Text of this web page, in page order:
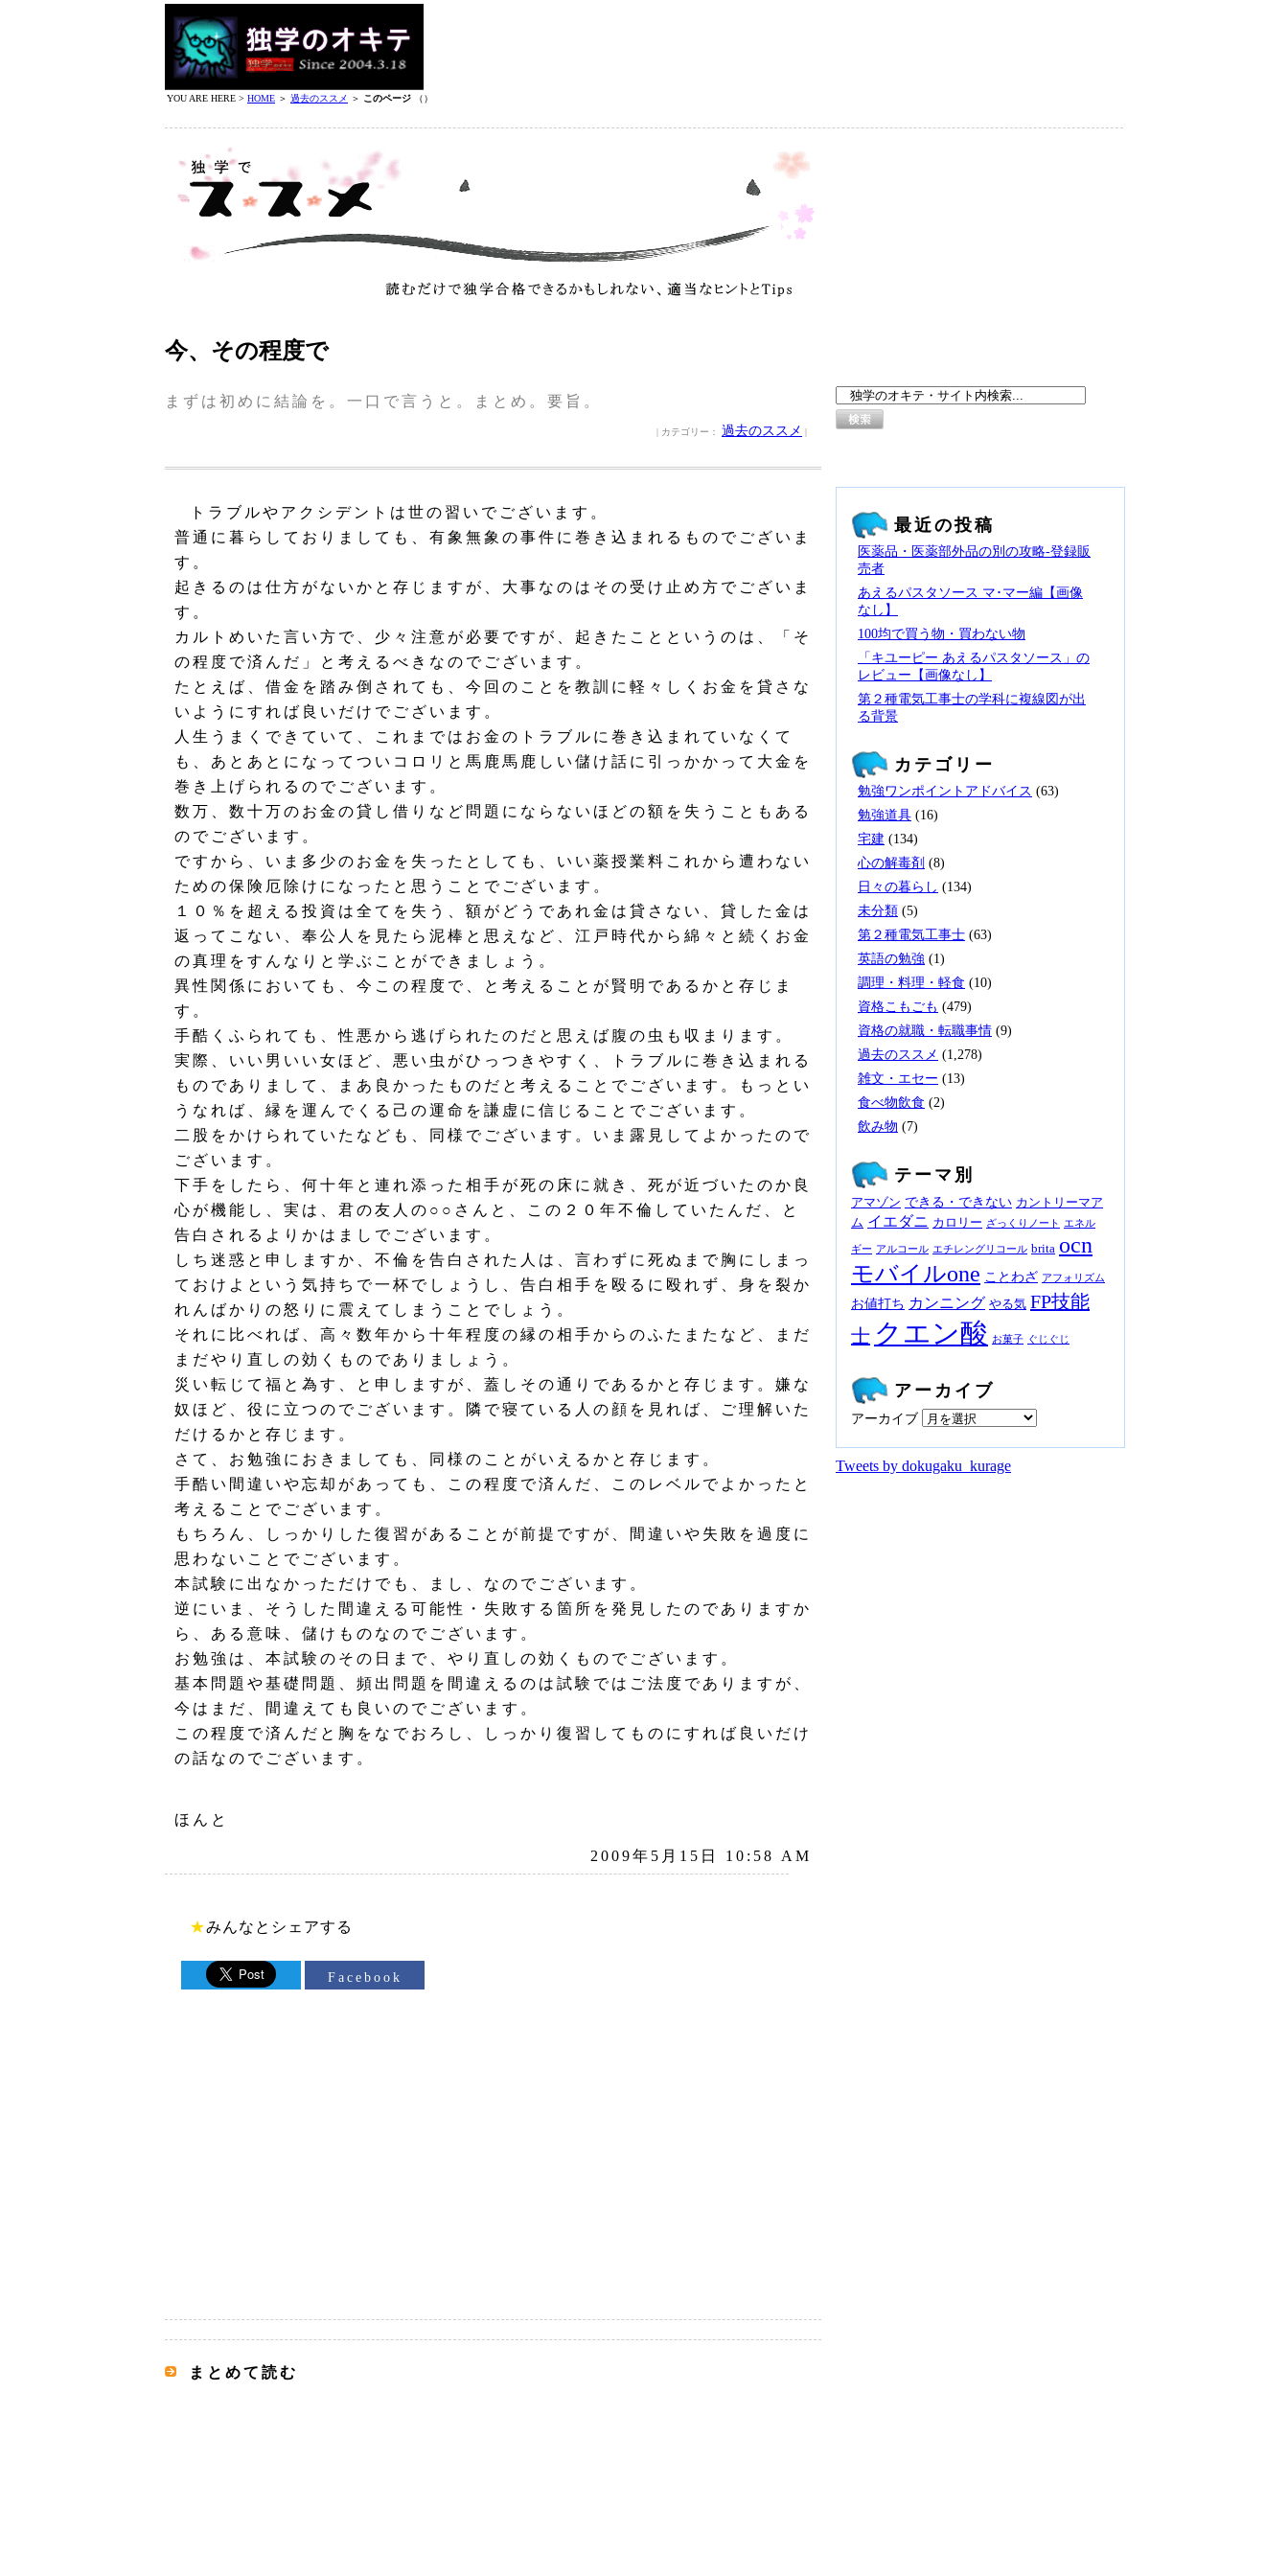
YOU ARE HERE > HOME ＞ 過去のススメ ＞ このページ （）
今、その程度で
まずは初めに結論を。一口で言うと。まとめ。要旨。
| カテゴリー： 過去のススメ |
トラブルやアクシデントは世の習いでございます。
普通に暮らしておりましても、有象無象の事件に巻き込まれるものでございま
す。
起きるのは仕方がないかと存じますが、大事なのはその受け止め方でございま
す。
カルトめいた言い方で、少々注意が必要ですが、起きたことというのは、「そ
の程度で済んだ」と考えるべきなのでございます。
たとえば、借金を踏み倒されても、今回のことを教訓に軽々しくお金を貸さな
いようにすれば良いだけでございます。
人生うまくできていて、これまではお金のトラブルに巻き込まれていなくて
も、あとあとになってついコロリと馬鹿馬鹿しい儲け話に引っかかって大金を
巻き上げられるのでございます。
数万、数十万のお金の貸し借りなど問題にならないほどの額を失うこともある
のでございます。
ですから、いま多少のお金を失ったとしても、いい薬授業料これから遭わない
ための保険厄除けになったと思うことでございます。
１０％を超える投資は全てを失う、額がどうであれ金は貸さない、貸した金は
返ってこない、奉公人を見たら泥棒と思えなど、江戸時代から綿々と続くお金
の真理をすんなりと学ぶことができましょう。
異性関係においても、今この程度で、と考えることが賢明であるかと存じま
す。
手酷くふられても、性悪から逃げられたのだと思えば腹の虫も収まります。
実際、いい男いい女ほど、悪い虫がひっつきやすく、トラブルに巻き込まれる
ものでありまして、まあ良かったものだと考えることでございます。もっとい
うなれば、縁を運んでくる己の運命を謙虚に信じることでございます。
二股をかけられていたなども、同様でございます。いま露見してよかったので
ございます。
下手をしたら、何十年と連れ添った相手が死の床に就き、死が近づいたのか良
心が機能し、実は、君の友人の○○さんと、この２０年不倫していたんだ、と
告白されるよりかはましでございます。
しち迷惑と申しますか、不倫を告白された人は、言わずに死ぬまで胸にしまっ
ておけよという気持ちで一杯でしょうし、告白相手を殴るに殴れず、身を裂か
れんばかりの怒りに震えてしまうことでしょう。
それに比べれば、高々数年から十年程度の縁の相手からのふたまたなど、まだ
まだやり直しの効くものでありましょう。
災い転じて福と為す、と申しますが、蓋しその通りであるかと存じます。嫌な
奴ほど、役に立つのでございます。隣で寝ている人の顔を見れば、ご理解いた
だけるかと存じます。
さて、お勉強におきましても、同様のことがいえるかと存じます。
手酷い間違いや忘却があっても、この程度で済んだ、このレベルでよかったと
考えることでございます。
もちろん、しっかりした復習があることが前提ですが、間違いや失敗を過度に
思わないことでございます。
本試験に出なかっただけでも、まし、なのでございます。
逆にいま、そうした間違える可能性・失敗する箇所を発見したのでありますか
ら、ある意味、儲けものなのでございます。
お勉強は、本試験のその日まで、やり直しの効くものでございます。
基本問題や基礎問題、頻出問題を間違えるのは試験ではご法度でありますが、
今はまだ、間違えても良いのでございます。
この程度で済んだと胸をなでおろし、しっかり復習してものにすれば良いだけ
の話なのでございます。
ほんと
2009年5月15日 10:58 AM
★みんなとシェアする
Facebook
まとめて読む
最近の投稿
医薬品・医薬部外品の別の攻略‐登録販
売者
あえるパスタソース マ･マー編【画像
なし】
100均で買う物・買わない物
「キユーピー あえるパスタソース」の
レビュー【画像なし】
第２種電気工事士の学科に複線図が出
る背景
カテゴリー
勉強ワンポイントアドバイス (63)
勉強道具 (16)
宅建 (134)
心の解毒剤 (8)
日々の暮らし (134)
未分類 (5)
第２種電気工事士 (63)
英語の勉強 (1)
調理・料理・軽食 (10)
資格こもごも (479)
資格の就職・転職事情 (9)
過去のススメ (1,278)
雑文・エセー (13)
食べ物飲食 (2)
飲み物 (7)
テーマ別
アマゾン できる・できない カントリーマア
ム イエダニ カロリー ざっくりノート エネル
ギー アルコール エチレングリコール brita ocn
モバイルone ことわざ アフォリズム
お値打ち カンニング やる気 FP技能
士 クエン酸 お菓子 ぐじぐじ
アーカイブ
アーカイブ
Tweets by dokugaku_kurage